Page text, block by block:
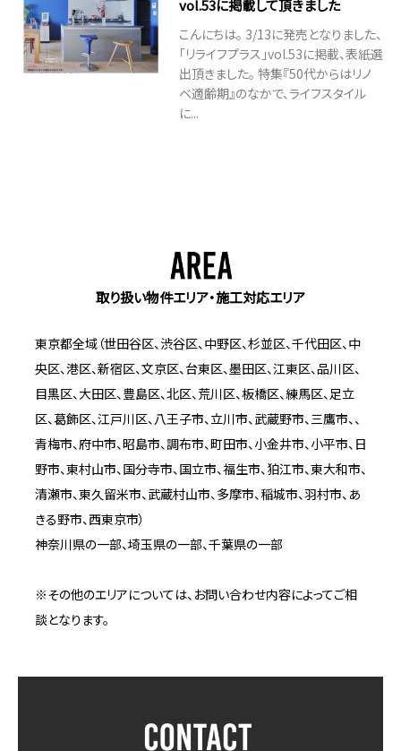
vol.53に掲載して頂きました
こんにちは。 3/13に発売となりました、
「リライフプラス」vol.53に掲載、表紙選
出頂きました。 特集『50代からはリノ
ベ適齢期』のなかで、ライフスタイル
に...
取り扱い物件エリア・施工対応エリア
東京都全域（世田谷区、渋谷区、中野区、杉並区、千代田区、中
央区、港区、新宿区、文京区、台東区、墨田区、江東区、品川区、
目黒区、大田区、豊島区、北区、荒川区、板橋区、練馬区、足立
区、葛飾区、江戸川区、八王子市、立川市、武蔵野市、三鷹市、、
青梅市、府中市、昭島市、調布市、町田市、小金井市、小平市、日
野市、東村山市、国分寺市、国立市、福生市、狛江市、東大和市、
清瀬市、東久留米市、武蔵村山市、多摩市、稲城市、羽村市、あ
きる野市、西東京市）
神奈川県の一部、埼玉県の一部、千葉県の一部
※その他のエリアについては、お問い合わせ内容によってご相
談となります。